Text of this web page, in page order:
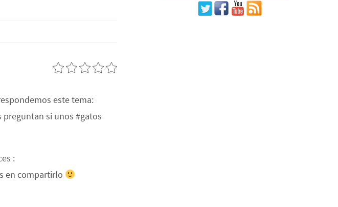
este tema:
preguntan si unos #gatos
:
en compartirlo